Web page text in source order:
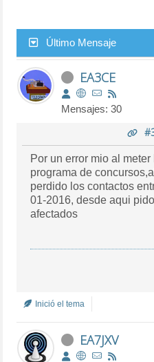
Último Mensaje
EA3CE
Mensajes: 30
Por un error mio al
programa de
perdido los contactos entre el 20-01 2016 y
01-2016, desde aqui
afectados
Inició el tema
EA7JXV